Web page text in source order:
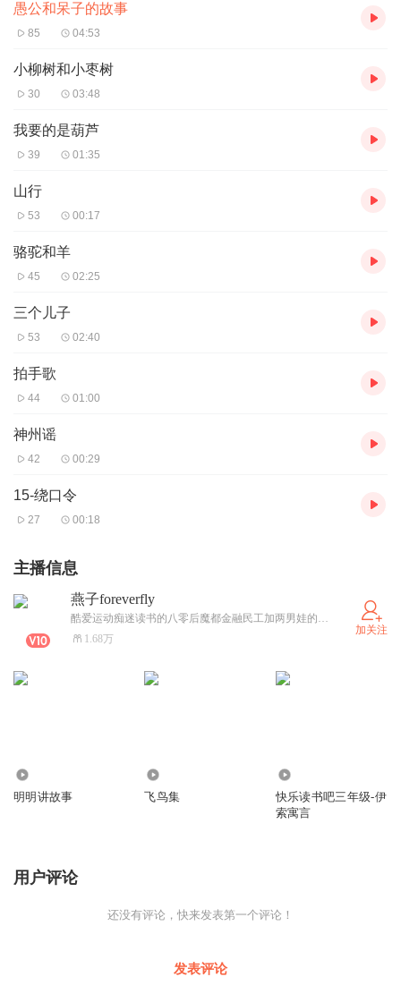
愚公和呆子的故事
85 04:53
小柳树和小枣树
30 03:48
我要的是葫芦
39 01:35
山行
53 00:17
骆驼和羊
45 02:25
三个儿子
53 02:40
拍手歌
44 01:00
神州谣
42 00:29
15-绕口令
27 00:18
主播信息
燕子foreverfly
酷爱运动痴迷读书的八零后魔都金融民工加两男娃的妈妈。用故事替代说教，用想象启发思维，用陪伴温暖童年，用希望点亮人生。音色不足，激情来补，平凡人生，温暖共度！
1.68万
加关注
明明讲故事 飞鸟集
快乐读书吧三年级-伊
索寓言
用户评论
还没有评论，快来发表第一个评论！
发表评论